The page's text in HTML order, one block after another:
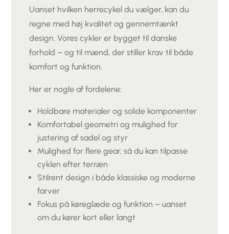
Uanset hvilken herrecykel du vælger, kan du
regne med høj kvalitet og gennemtænkt
design. Vores cykler er bygget til danske
forhold – og til mænd, der stiller krav til både
komfort og funktion.
Her er nogle af fordelene:
Holdbare materialer og solide komponenter
Komfortabel geometri og mulighed for
justering af sadel og styr
Mulighed for flere gear, så du kan tilpasse
cyklen efter terræn
Stilrent design i både klassiske og moderne
farver
Fokus på køreglæde og funktion – uanset
om du kører kort eller langt